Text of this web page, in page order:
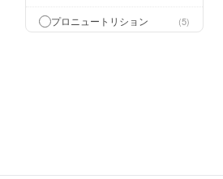
プロニュートリション 5